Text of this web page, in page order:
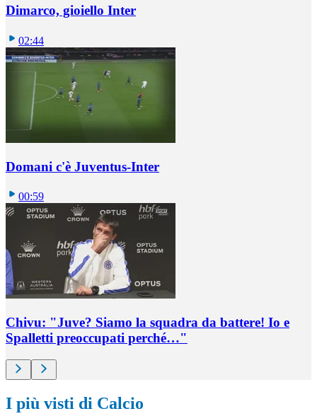
Dimarco, gioiello Inter
02:44
Domani c'è Juventus-Inter
00:59
Chivu: "Juve? Siamo la squadra da battere! Io e
Spalletti preoccupati perché…"
I più visti di Calcio